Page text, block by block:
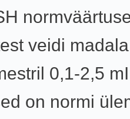
veidi
0,1-2,5
on normi